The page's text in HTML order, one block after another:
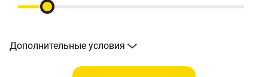
Дополнительные условия